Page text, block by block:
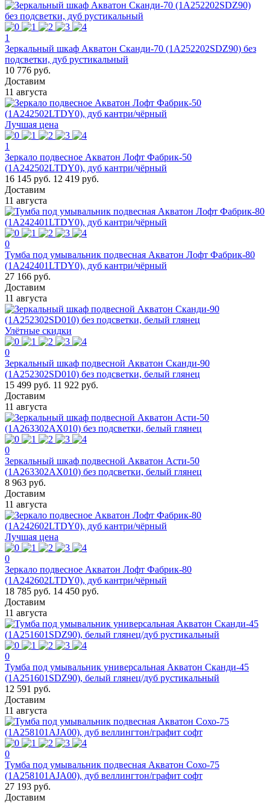
1
Зеркальный шкаф Акватон Сканди-70 (1A252202SDZ90) без
подсветки, дуб рустикальный
10 776 руб.
Доставим
11 августа
Лучшая цена
1
Зеркало подвесное Акватон Лофт Фабрик-50
(1A242502LTDY0), дуб кантри/чёрный
16 145 руб. 12 419 руб.
Доставим
11 августа
0
Тумба под умывальник подвесная Акватон Лофт Фабрик-80
(1A242401LTDY0), дуб кантри/чёрный
27 166 руб.
Доставим
11 августа
Улётные скидки
0
Зеркальный шкаф подвесной Акватон Сканди-90
(1A252302SD010) без подсветки, белый глянец
15 499 руб. 11 922 руб.
Доставим
11 августа
0
Зеркальный шкаф подвесной Акватон Асти-50
(1A263302AX010) без подсветки, белый глянец
8 963 руб.
Доставим
11 августа
Лучшая цена
0
Зеркало подвесное Акватон Лофт Фабрик-80
(1A242602LTDY0), дуб кантри/чёрный
18 785 руб. 14 450 руб.
Доставим
11 августа
0
Тумба под умывальник универсальная Акватон Сканди-45
(1A251601SDZ90), белый глянец/дуб рустикальный
12 591 руб.
Доставим
11 августа
0
Тумба под умывальник подвесная Акватон Сохо-75
(1A258101AJA00), дуб веллингтон/графит софт
27 193 руб.
Доставим